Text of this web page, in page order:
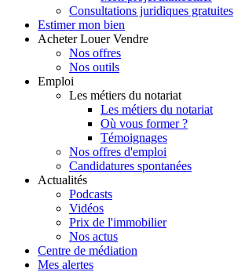
Consultations juridiques gratuites
Estimer mon bien
Acheter Louer Vendre
Nos offres
Nos outils
Emploi
Les métiers du notariat
Les métiers du notariat
Où vous former ?
Témoignages
Nos offres d'emploi
Candidatures spontanées
Actualités
Podcasts
Vidéos
Prix de l'immobilier
Nos actus
Centre de médiation
Mes alertes